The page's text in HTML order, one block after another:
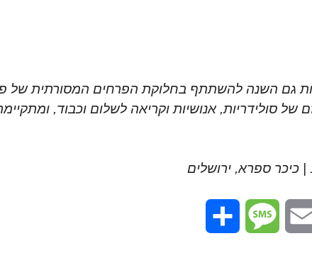
גם השנה להשתתף בחלוקת הפרחים המסורתית של
של סולידריות, אנושיות וקריאה לשלום וכבוד,
Email
Message